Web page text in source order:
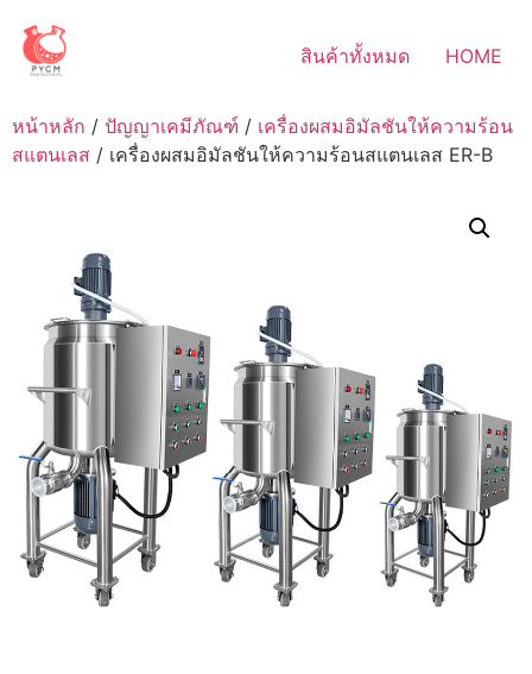
content
สินค้าทั้งหมด HOME
หน้าหลัก / ปัญญาเคมีภัณฑ์ / เครื่องผสมอิมัลชันให้ความร้อน
สแตนเลส / เครื่องผสมอิมัลชันให้ความร้อนสแตนเลส ER-B